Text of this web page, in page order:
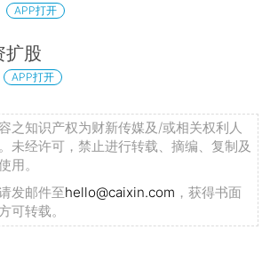
APP打开
扩股
APP打开
之知识产权为财新传媒及/或相关权利人
未经许可，禁止进行转载、摘编、复制及
用。
发邮件至hello@caixin.com ，获得书面
可转载。